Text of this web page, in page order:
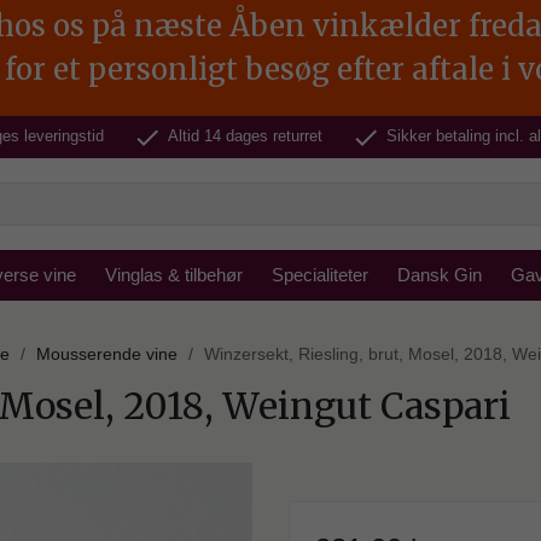
os på næste Åben vinkælder
for et personligt besøg efter aftale i
leveringstid check Altid 14 dages returret check Sikker betaling incl.
vine Vinglas & tilbehør Specialiteter Dansk Gin
Mousserende vine Winzersekt, Riesling, brut, Mosel, 2018,
2018, Weingut Caspari